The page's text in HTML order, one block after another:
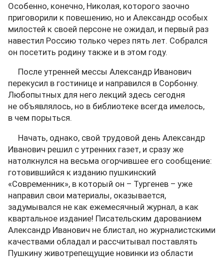
Особенно, конечно, Николая, которого заочно
приговорили к повешению, но и Александр особых
милостей к своей персоне не ожидал, и первый раз
навестил Россию только через пять лет. Собрался
он посетить родину также и в этом году.
После утренней мессы Александр Иванович
перекусил в гостинице и направился в Сорбонну.
Любопытных для него лекций здесь сегодня
не объявлялось, но в библиотеке всегда имелось,
в чем порыться.
Начать, однако, свой трудовой день Александр
Иванович решил с утренних газет, и сразу же
натолкнулся на весьма огорчившее его сообщение:
готовившийся к изданию пушкинский
«Современник», в который он – Тургенев – уже
направил свои материалы, оказывается,
задумывался не как ежемесячный журнал, а как
квартальное издание! Писательским дарованием
Александр Иванович не блистал, но журналистскими
качествами обладал и рассчитывал поставлять
Пушкину животрепещущие новинки из области